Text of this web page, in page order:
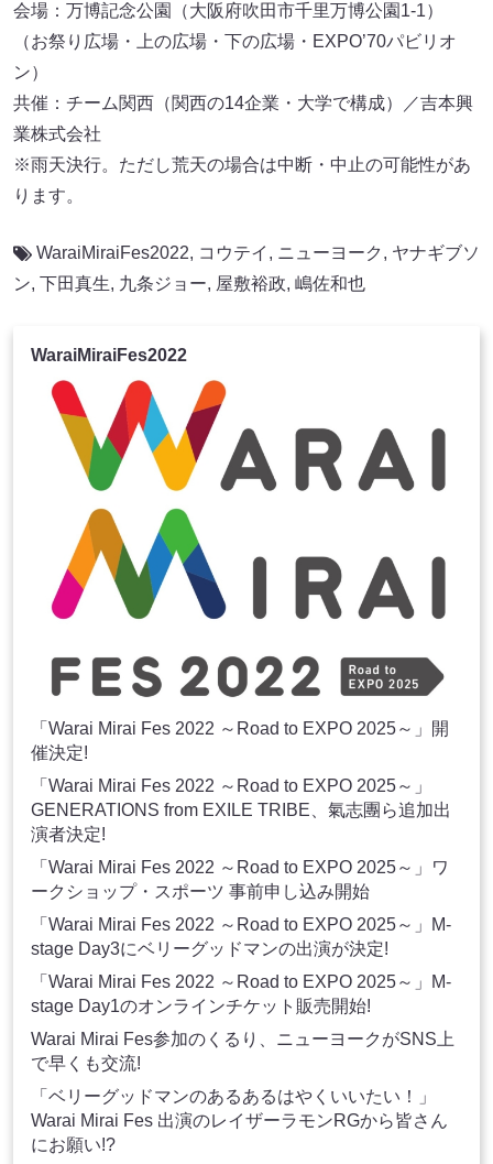
会場：万博記念公園（大阪府吹田市千里万博公園1-1）
（お祭り広場・上の広場・下の広場・EXPO’70パビリオ
ン）
共催：チーム関西（関西の14企業・大学で構成）／吉本興
業株式会社
※雨天決行。ただし荒天の場合は中断・中止の可能性があ
ります。
WaraiMiraiFes2022, コウテイ , ニューヨーク , ヤナギブソ
ン, 下田真生, 九条ジョー, 屋敷裕政, 嶋佐和也
WaraiMiraiFes2022
「Warai Mirai Fes 2022 ～Road to EXPO 2025～」開
催決定!
「Warai Mirai Fes 2022 ～Road to EXPO 2025～」
GENERATIONS from EXILE TRIBE、氣志團ら追加出
演者決定!
「Warai Mirai Fes 2022 ～Road to EXPO 2025～」ワ
ークショップ・スポーツ 事前申し込み開始
「Warai Mirai Fes 2022 ～Road to EXPO 2025～」M-
stage Day3にベリーグッドマンの出演が決定!
「Warai Mirai Fes 2022 ～Road to EXPO 2025～」M-
stage Day1のオンラインチケット販売開始!
Warai Mirai Fes参加のくるり、ニューヨークがSNS上
で早くも交流!
「ベリーグッドマンのあるあるはやくいいたい！」
Warai Mirai Fes 出演のレイザーラモンRGから皆さん
にお願い!?